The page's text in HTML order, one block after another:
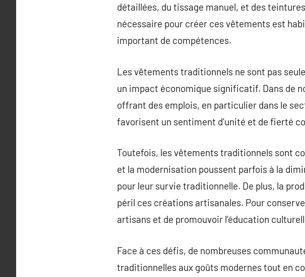
détaillées, du tissage manuel, et des
nécessaire pour créer ces vêtements est
important de compétences.
Les vêtements traditionnels ne sont pas
un impact économique significatif. Dans de
offrant des emplois, en particulier dans le
favorisent un sentiment d’unité et de fierté
Toutefois, les vêtements traditionnels sont
et la modernisation poussent parfois à la
pour leur survie traditionnelle. De plus, la
péril ces créations artisanales. Pour
artisans et de promouvoir l’éducation
Face à ces défis, de nombreuses
traditionnelles aux goûts modernes tout en